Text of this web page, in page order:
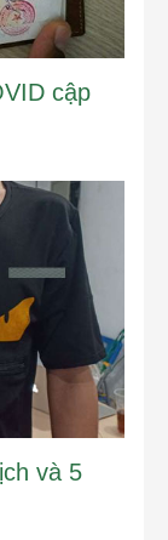
cập
và 5